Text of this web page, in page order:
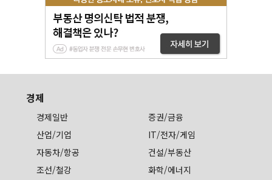
경제
경제일반
증권/금융
산업/기업
IT/전자/게임
자동차/항공
건설/부동산
조선/철강
화학/에너지